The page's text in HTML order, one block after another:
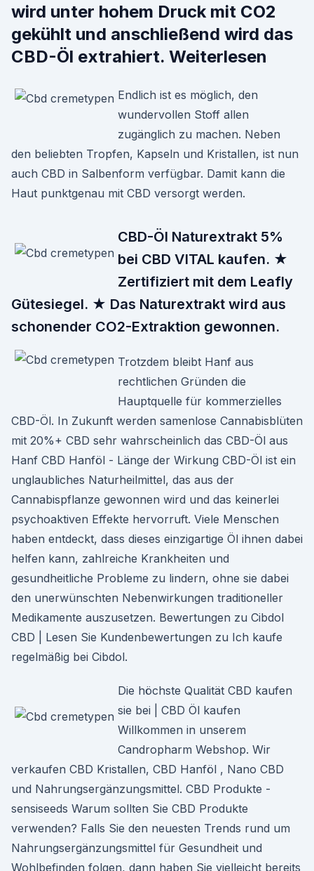
wird unter hohem Druck mit CO2
gekühlt und anschließend wird das
CBD-Öl extrahiert. Weiterlesen
Endlich ist es möglich, den
wundervollen Stoff allen
zugänglich zu machen. Neben
den beliebten Tropfen, Kapseln und Kristallen, ist nun
auch CBD in Salbenform verfügbar. Damit kann die
Haut punktgenau mit CBD versorgt werden.
CBD-Öl Naturextrakt 5%
bei CBD VITAL kaufen. ★
Zertifiziert mit dem Leafly
Gütesiegel. ★ Das Naturextrakt wird aus
schonender CO2-Extraktion gewonnen.
Trotzdem bleibt Hanf aus
rechtlichen Gründen die
Hauptquelle für kommerzielles
CBD-Öl. In Zukunft werden samenlose Cannabisblüten
mit 20%+ CBD sehr wahrscheinlich das CBD-Öl aus
Hanf CBD Hanföl - Länge der Wirkung CBD-Öl ist ein
unglaubliches Naturheilmittel, das aus der
Cannabispflanze gewonnen wird und das keinerlei
psychoaktiven Effekte hervorruft. Viele Menschen
haben entdeckt, dass dieses einzigartige Öl ihnen dabei
helfen kann, zahlreiche Krankheiten und
gesundheitliche Probleme zu lindern, ohne sie dabei
den unerwünschten Nebenwirkungen traditioneller
Medikamente auszusetzen. Bewertungen zu Cibdol
CBD | Lesen Sie Kundenbewertungen zu Ich kaufe
regelmäßig bei Cibdol.
Die höchste Qualität CBD kaufen
sie bei | CBD Öl kaufen
Willkommen in unserem
Candropharm Webshop. Wir
verkaufen CBD Kristallen, CBD Hanföl , Nano CBD
und Nahrungsergänzungsmittel. CBD Produkte -
sensiseeds Warum sollten Sie CBD Produkte
verwenden? Falls Sie den neuesten Trends rund um
Nahrungsergänzungsmittel für Gesundheit und
Wohlbefinden folgen, dann haben Sie vielleicht bereits